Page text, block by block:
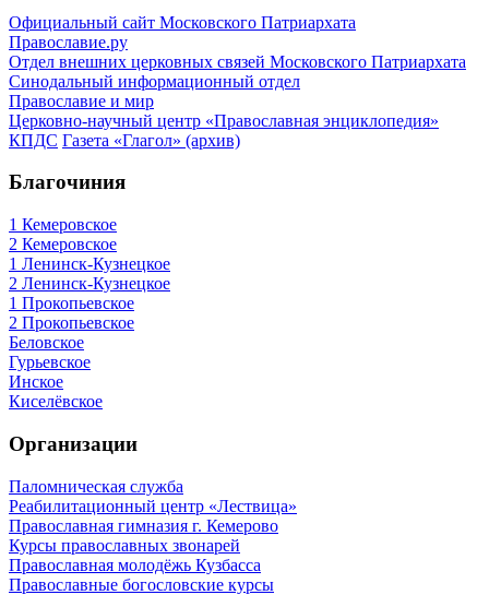
Официальный сайт Московского Патриархата
Православие.ру
Отдел внешних церковных связей Московского Патриархата
Синодальный информационный отдел
Православие и мир
Церковно-научный центр «Православная энциклопедия»
КПДС Газета «Глагол» (архив)
Благочиния
1 Кемеровское
2 Кемеровское
1 Ленинск-Кузнецкое
2 Ленинск-Кузнецкое
1 Прокопьевское
2 Прокопьевское
Беловское
Гурьевское
Инское
Киселёвское
Организации
Паломническая служба
Реабилитационный центр «Лествица»
Православная гимназия г. Кемерово
Курсы православных звонарей
Православная молодёжь Кузбасса
Православные богословские курсы